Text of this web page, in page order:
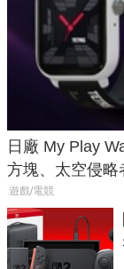
日廠 My Play
方塊、太空侵略
遊戲/電競